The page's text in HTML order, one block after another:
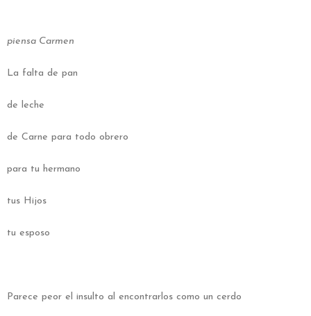
piensa Carmen
La falta de pan
de leche
de Carne para todo obrero
para tu hermano
tus Hijos
tu esposo
Parece peor el insulto al encontrarlos como un cerdo